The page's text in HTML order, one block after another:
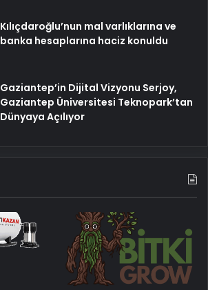
Kılıçdaroğlu’nun mal varlıklarına ve
banka hesaplarına haciz konuldu
Gaziantep’in Dijital Vizyonu Serjoy,
Gaziantep Üniversitesi Teknopark’tan
Dünyaya Açılıyor